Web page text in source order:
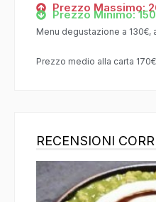
Prezzo Massimo:
Prezzo Minimo:
Menu degustazione a 130€,
Prezzo medio alla carta 170€
RECENSIONI